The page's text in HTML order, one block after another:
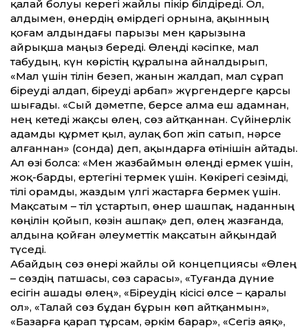
қалай болуы керегі жайлы пікір білдіреді. Ол,
алдымен, өнердің өмірдегі орнына, ақынның
қоғам алдындағы парызы мен қарызына
айрықша маңыз береді. Өлеңді кәсіпке, мал
табудың, күн көрістің құралына айналдырып,
«Мал үшін тілін безеп, жанын жалдап, мал сұрап
біреуді алдап, біреуді арбап» жүргендерге қарсы
шығады. «Сый дәметпе, берсе алма еш адамнан,
нең кетеді жақсы өлең, сөз айт­қаннан. Сүйінерлік
адамды құрмет қыл, аулақ боп жіп сатып, нәрсе
алғаннан» (сонда) деп, ақындарға өтінішін айтады.
Ал өзі болса: «Мен жазбаймын өлеңді ермек үшін,
жоқ-барды, ертегіні термек үшін. Көкірегі сезімді,
тілі орамды, жаздым үлгі жастарға бермек үшін.
Мақсатым – тіл ұстартып, өнер шашпақ, наданның
көңілін қойып, көзін ашпақ» деп, өлең жазғанда,
алдына қойған әлеумет­тік мақсатын айқындай
түседі.
Абайдың сөз өнері жайлы ой концепциясы «Өлең
– сөздің патшасы, сөз сарасы», «Туғанда дүние
есігін ашады өлең», «Біреудің кісісі өлсе – қаралы
ол», «Талай сөз бұдан бұрын көп айт­қанмын»,
«Базарға қарап тұрсам, әркім барар», «Сегіз аяқ»,